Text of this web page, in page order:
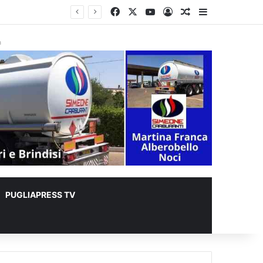
FacebookYou TubeAccediUn articolo a
PUGLIAPRESS TV